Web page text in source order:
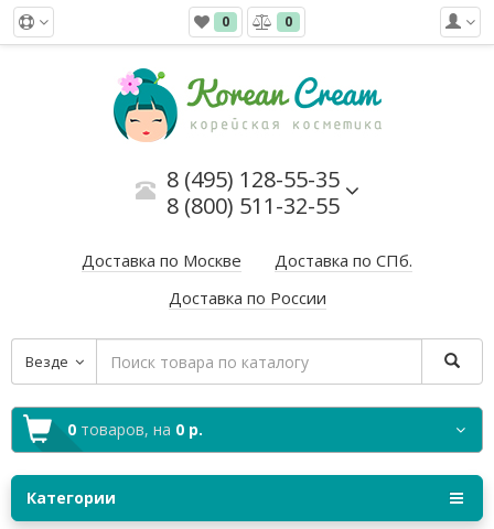
0 0
8 (495) 128-55-35
8 (800) 511-32-55
Доставка по Москве
Доставка по СПб.
Доставка по России
Везде
0 товаров, на 0 р.
Категории